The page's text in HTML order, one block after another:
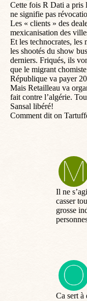
Cette fois R Dati a pris
ne signifie pas
Les « clients » des
mexicanisation des
Et les technocrates, les
les shootés du show
derniers. Friqués, ils
que le migrant
République va payer
Mais Retailleau va
fait contre l’algérie.
Sansal libéré!
Comment dit on
Il ne
casser
grosse
Ca sert